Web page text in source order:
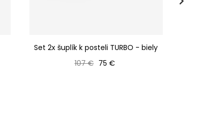
Set 2x šuplík k posteli TURBO - biely
Bežná cena
107 € Cena
75 €